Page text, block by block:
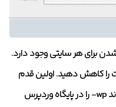
برای هر سایتی وجود دارد.
را کاهش دهید. اولین قدم
برای انجام این کار این است که شما پیشوند wp- را در پایگاه وردپرس